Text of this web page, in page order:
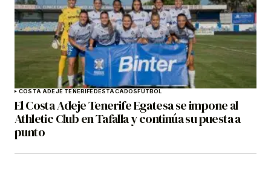
COSTA ADEJE TENERIFEDESTACADOSFÚTBOL
El Costa Adeje Tenerife Egatesa se impone al
Athletic Club en Tafalla y continúa su puesta a
punto